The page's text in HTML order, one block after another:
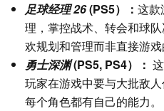
足球经理 26(PS5）： 这款
理，掌控战术、转会和球
欢规划和管理而非直接游戏
勇士深渊(PS5, PS4）：
玩家在游戏中要与大批敌
每个角色都有自己的能力。